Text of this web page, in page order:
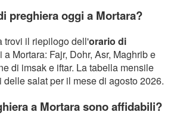
preghiera oggi a Mortara?
trovi il riepilogo dell'orario di
a Mortara: Fajr, Dohr, Asr, Maghrib e
di imsak e iftar. La tabella mensile
delle salat per il mese di agosto 2026.
a Mortara sono affidabili?